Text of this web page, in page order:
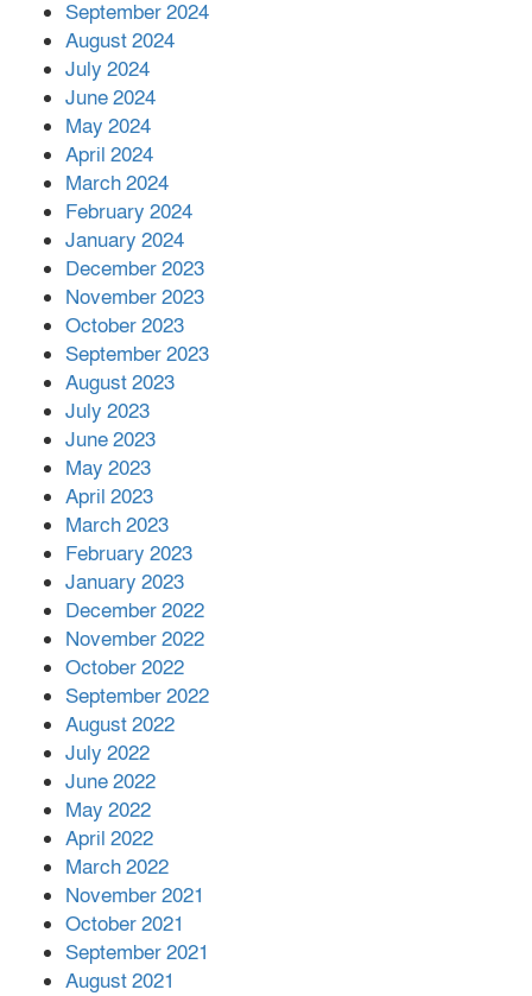
September 2024
August 2024
July 2024
June 2024
May 2024
April 2024
March 2024
February 2024
January 2024
December 2023
November 2023
October 2023
September 2023
August 2023
July 2023
June 2023
May 2023
April 2023
March 2023
February 2023
January 2023
December 2022
November 2022
October 2022
September 2022
August 2022
July 2022
June 2022
May 2022
April 2022
March 2022
November 2021
October 2021
September 2021
August 2021